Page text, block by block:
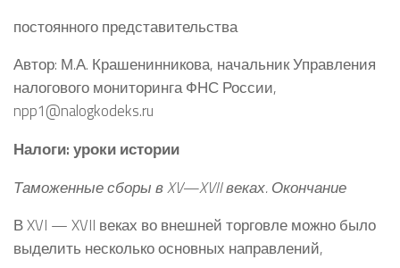
постоянного представительства
Автор: М.А. Крашенинникова, начальник Управления
налогового мониторинга ФНС России,
npp1@nalogkodeks.ru
Налоги: уроки истории
Таможенные сборы в XV—XVII веках. Окончание
В XVI — XVII веках во внешней торговле можно было
выделить несколько основных направлений,